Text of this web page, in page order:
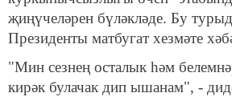
җиңүчеләрен бүләкләде. Бу
Президенты матбугат хезмәте
"Мин сезнең осталык һәм
кирәк булачак дип ышанам", -